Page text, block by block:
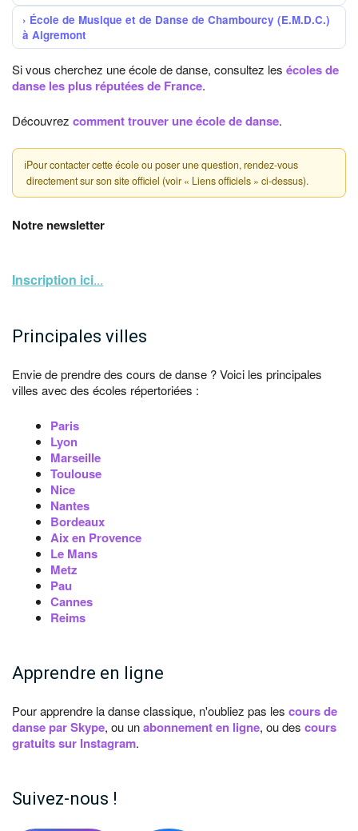
École de Musique et de Danse de Chambourcy (E.M.D.C.)
à Aigremont
Si vous cherchez une école de danse, consultez les écoles de
danse les plus réputées de France.
Découvrez comment trouver une école de danse.
ℹPour contacter cette école ou poser une question, rendez-vous
directement sur son site officiel (voir « Liens officiels » ci-dessus).
Notre newsletter
Inscription ici...
Principales villes
Envie de prendre des cours de danse ? Voici les principales
villes avec des écoles répertoriées :
Paris
Lyon
Marseille
Toulouse
Nice
Nantes
Bordeaux
Aix en Provence
Le Mans
Metz
Pau
Cannes
Reims
Apprendre en ligne
Pour apprendre la danse classique, n'oubliez pas les cours de
danse par Skype, ou unabonnement en ligne, ou des cours
gratuits sur Instagram.
Suivez-nous !